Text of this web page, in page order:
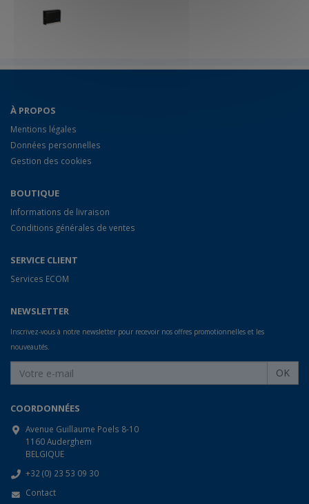
À PROPOS
Mentions légales
Données personnelles
Gestion des cookies
BOUTIQUE
Informations de livraison
Conditions générales de ventes
SERVICE CLIENT
Services ECOM
NEWSLETTER
Inscrivez-vous à notre newsletter pour recevoir nos offres promotionnelles et les
nouveautés.
OK
COORDONNÉES
Avenue Guillaume Poels 8-10
1160 Auderghem
BELGIQUE
+32 (0) 23 53 09 30
Contact